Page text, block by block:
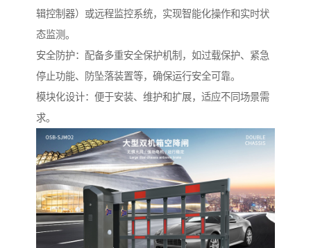
辑控制器）或远程监控系统，实现智能化操作和实时状
态监测。
安全防护：配备多重安全保护机制，如过载保护、紧急
停止功能、防坠落装置等，确保运行安全可靠。
模块化设计：便于安装、维护和扩展，适应不同场景需
求。